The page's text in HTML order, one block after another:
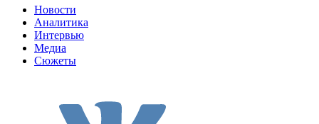
Новости
Аналитика
Интервью
Медиа
Сюжеты